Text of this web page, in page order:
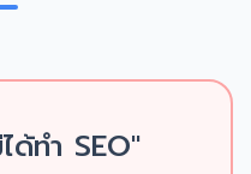
ด้ทำ SEO"